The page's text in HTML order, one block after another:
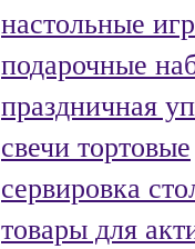
настольные
подарочные
праздничная
свечи тортовые
сервировка
товары для